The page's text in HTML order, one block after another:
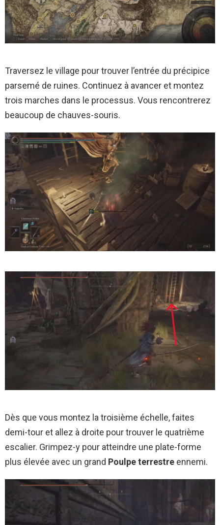
Traversez le village pour trouver l’entrée du précipice
parsemé de ruines. Continuez à avancer et montez
trois marches dans le processus. Vous rencontrerez
beaucoup de chauves-souris.
Dès que vous montez la troisième échelle, faites
demi-tour et allez à droite pour trouver le quatrième
escalier. Grimpez-y pour atteindre une plate-forme
plus élevée avec un grand Poulpe terrestre ennemi.